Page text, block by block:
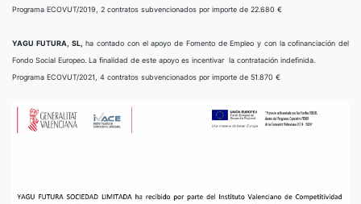
Programa ECOVUT/2019, 2 contratos subvencionados por importe de 22.680 €
YAGU FUTURA, SL,
ha contado con el apoyo de Fomento de Empleo y con la cofinanciación del
Fondo Social Europeo. La finalidad de este apoyo es incentivar la contratación indefinida.
Programa ECOVUT/2021, 4 contratos subvencionados por importe de 51.870 €